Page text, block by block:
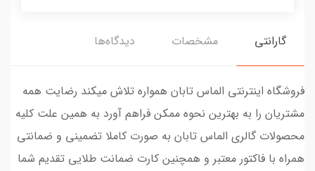
گارانتی مشخصات دیدگاه‌ها
فروشگاه اینترنتی الماس تابان همواره تلاش میکند رضایت همه
مشتریان را به بهترین نحوه ممکن فراهم آورد به همین علت کلیه
محصولات گالری الماس تابان به صورت کاملا تضمینی و ضمانتی
همراه با فاکتور معتبر و همچنین کارت ضمانت طلایی تقدیم شما